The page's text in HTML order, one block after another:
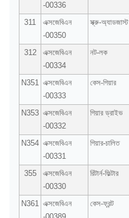
-00336
311
এক্সজেবিএন
-00350
স্ক্রু-অ্যাডজাস্ট
312
এক্সজেবিএন
-00334
নট-লক
N351 এক্সজেবিএন
-00333
কেস-গিয়ার
N353 এক্সজেবিএন
-00332
গিয়ার ড্রাইভ
N354 এক্সজেবিএন
-00331
গিয়ার-চালিত
355
এক্সজেবিএন
-00330
রিটার্ন-ফিল্টার
N361 এক্সজেবিএন
কেস-ফ্রন্ট